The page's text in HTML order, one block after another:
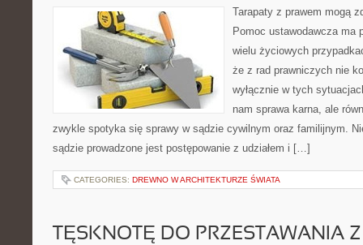
Tarapaty z prawem mogą
Pomoc ustawodawcza ma
wielu życiowych
że z rad prawniczych nie
wyłącznie w tych
nam sprawa karna, ale
zwykle spotyka się sprawy w sądzie cywilnym oraz familijnym.
sądzie prowadzone jest postępowanie z udziałem i […]
CATEGORIES: DREWNO W ARCHITEKTURZE ŚWIATA
TĘSKNOTĘ DO PRZESTAWANIA